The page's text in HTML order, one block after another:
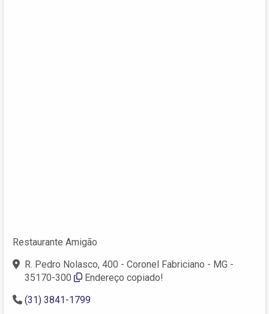
Restaurante Amigão
R. Pedro Nolasco, 400 - Coronel Fabriciano - MG -
35170-300
Endereço copiado!
(31) 3841-1799